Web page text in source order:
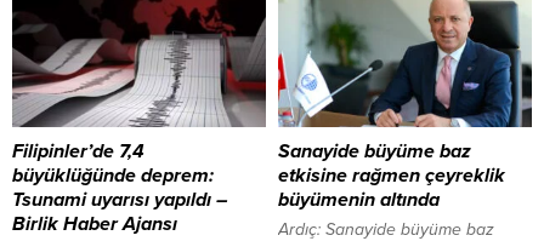
Filipinler’de 7,4
büyüklüğünde deprem:
Tsunami uyarısı yapıldı –
Birlik Haber Ajansı
Sanayide büyüme baz
etkisine rağmen çeyreklik
büyümenin altında
Ardıç: Sanayide büyüme baz